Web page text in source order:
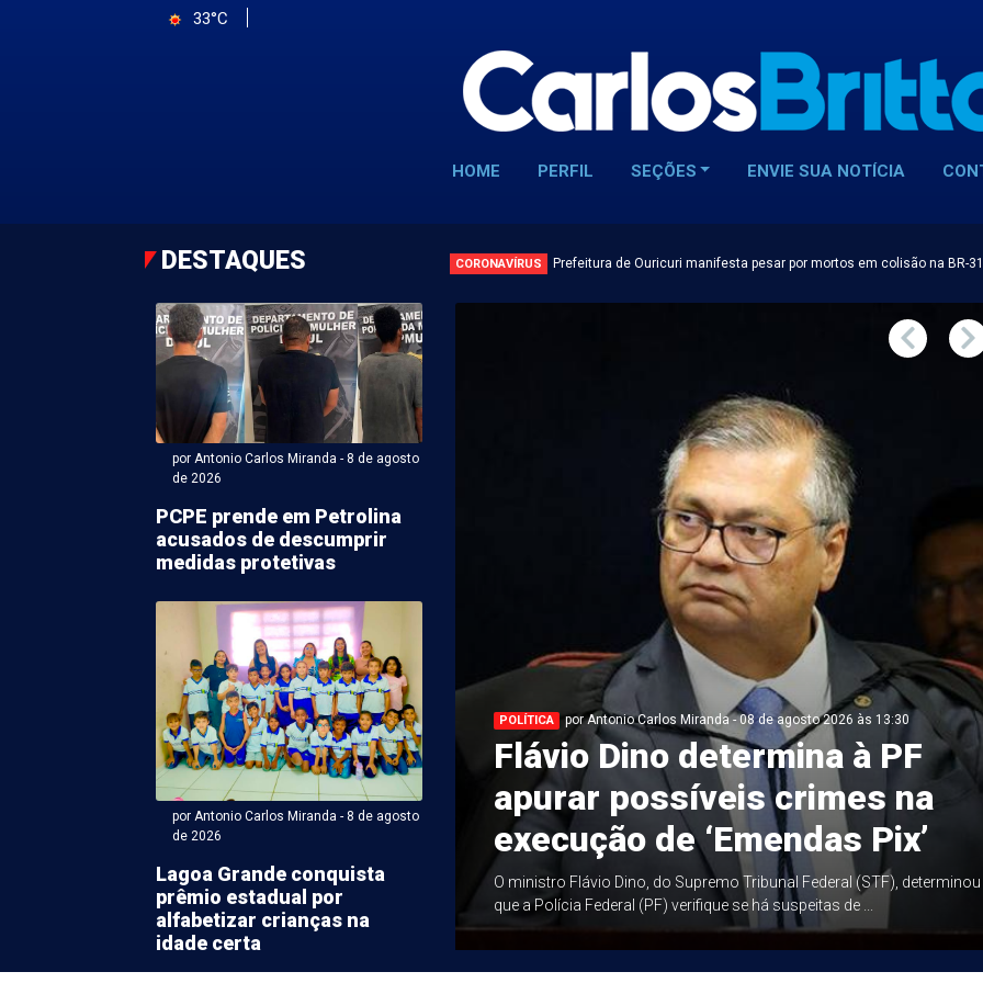
33°C
HOME PERFIL SEÇÕES ENVIE SUA NOTÍCIA
DESTAQUES CORONAVÍRUS Prefeitura de Ouricuri manifesta pesar por mortos em colisão na BR-
por Antonio Carlos Miranda - 8 de agosto
de 2026
PCPE prende em Petrolina
acusados de descumprir
medidas protetivas
por Antonio Carlos Miranda - 8 de agosto
de 2026
Lagoa Grande conquista
prêmio estadual por
alfabetizar crianças na
idade certa
Carlos Miranda - 08 de agosto 2026 às 08:58
de céu ensolarado e
variando de baixa a
em Petrolina
está começando com expectativa de céu
sábado (8). A umidade do ar, segundo o ...
POLÍTICA por Antonio Carlos Miranda - 08 de agosto 2026 às 13:30
Flávio Dino determina à PF
apurar possíveis crimes na
execução de ‘Emendas Pix’
O ministro Flávio Dino, do Supremo Tribunal Federal (STF), determinou
que a Polícia Federal (PF) verifique se há suspeitas de ...